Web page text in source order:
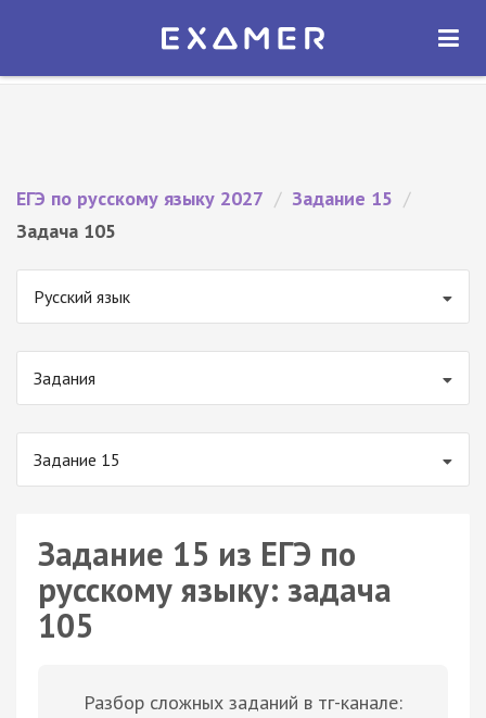
Экзамер — ЕГЭ 2027
ОТКРЫТЬ
ЕГЭ по русскому языку 2027 / Задание 15 /
Задача 105
Русский язык
Задания
Задание 15
Задание 15 из ЕГЭ по
русскому языку: задача
105
Разбор сложных заданий в тг-канале: